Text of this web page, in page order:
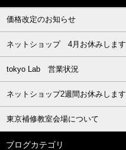
価格改定のお知らせ
ネットショップ 4月お休みします
tokyo Lab 営業状況
ネットショップ2週間お休みします
東京補修教室会場について
ブログカテゴリ